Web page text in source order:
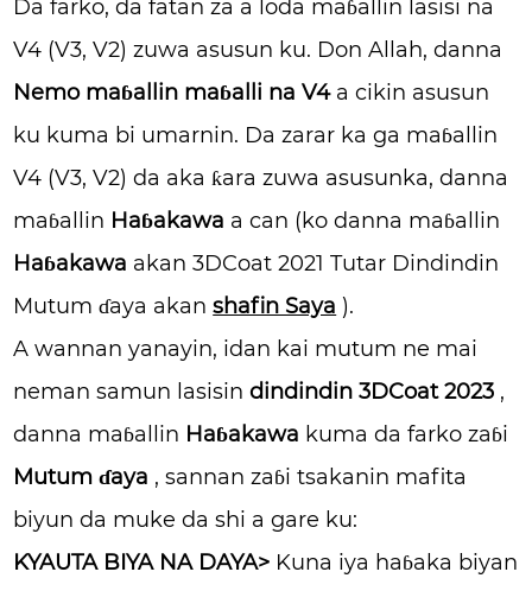
Da farko, da fatan za a loda maɓallin lasisi na
V4 (V3, V2) zuwa asusun ku. Don Allah, danna
Nemo maɓallin maɓalli na V4a cikin asusun
ku kuma bi umarnin. Da zarar ka ga maɓallin
V4 (V3, V2) da aka ƙara zuwa asusunka, danna
maɓallin Haɓakawa a can (ko danna maɓallin
Haɓakawa akan 3DCoat 2021 Tutar Dindindin
Mutum ɗaya akanshafin Saya ).
A wannan yanayin, idan kai mutum ne mai
neman samun lasisindindindin 3DCoat 2023 ,
danna maɓallin Haɓakawa kuma da farko zaɓi
Mutum ɗaya , sannan zaɓi tsakanin mafita
biyun da muke da shi a gare ku:
KYAUTA BIYA NA DAYA> Kuna iya haɓaka biyan